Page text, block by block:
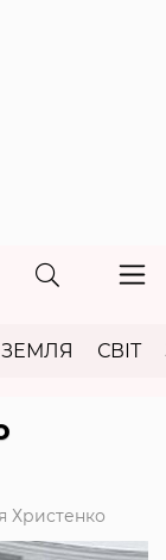
ЗЕМЛЯ СВІТ
Христенко